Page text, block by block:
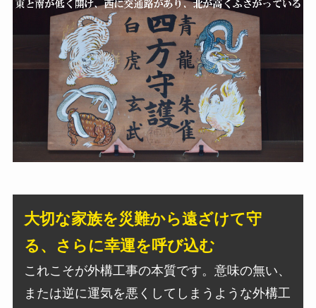
大切な家族を災難から遠ざけて守
る、さらに幸運を呼び込む
これこそが外構工事の本質です。意味の無い、
または逆に運気を悪くしてしまうような外構工